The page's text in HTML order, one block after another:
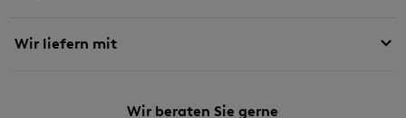
Wir liefern mit
Wir beraten Sie gerne